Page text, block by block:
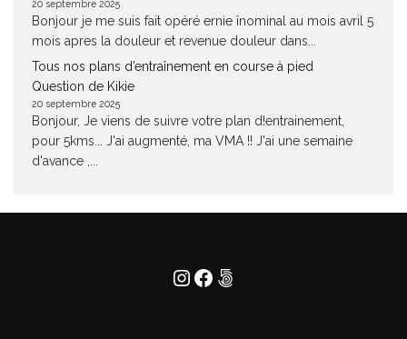
20 septembre 2025
Bonjour je me suis fait opéré ernie înominal au mois avril 5
mois apres la douleur et revenue douleur dans...
Tous nos plans d’entraînement en course à pied
Question de Kikie
20 septembre 2025
Bonjour, Je viens de suivre votre plan d!entrainement,
pour 5kms... J'ai augmenté, ma VMA !! J'ai une semaine
d'avance ,...
Instagram
Facebook
500px